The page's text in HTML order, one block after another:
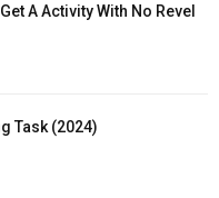
A Activity With No Revel
Task (2024)